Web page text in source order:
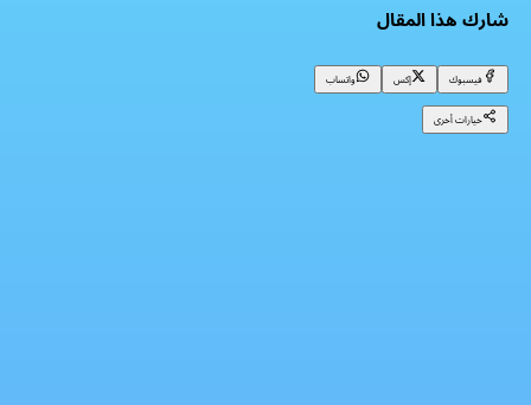
شارك هذا المقال
فيسبوك إكس
واتساب
خيارات أخرى